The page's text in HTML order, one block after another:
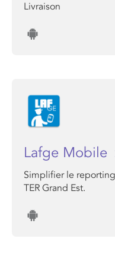
Livraison
Lafge Mobile
Simplifier le
TER Grand Est.